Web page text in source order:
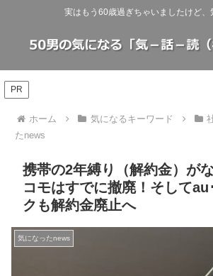
実はもう60歳過ぎちゃいましたけど
PR
ホーム 気になるキーワード
たnews
携帯の2年縛り（解約金）が
コモはすでに撤廃！そしてau
クも解約金廃止へ
気になったnews